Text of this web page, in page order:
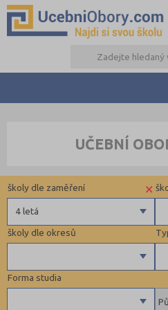
UČEBNÍ
Forma studia
školy dle okresů
Bruntál (1)
×
4 letá
školy dle zaměření
Technické a IT obory
Hornictví, hutnictví, slévárenství a
Strojírenství, strojní výroba,